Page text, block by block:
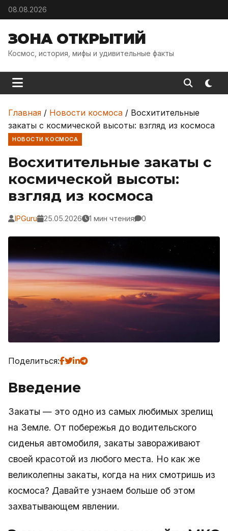
Skip to content
08.08.2026
ЗОНА ОТКРЫТИЙ
Космос, история, мифы и удивительные факты
Главная / Новости космоса / Восхитительные
закаты с космической высоты: взгляд из космоса
НОВОСТИ КОСМОСА
Восхитительные закаты с
космической высоты:
взгляд из космоса
IPGuru 25.05.2026 1 мин чтения 0
Поделиться:
Введение
Закаты — это одно из самых любимых зрелищ
на Земле. От побережья до водительского
сиденья автомобиля, закаты завораживают
своей красотой из любого места. Но как же
великолепны закаты, когда на них смотришь из
космоса? Давайте узнаем больше об этом
захватывающем явлении.